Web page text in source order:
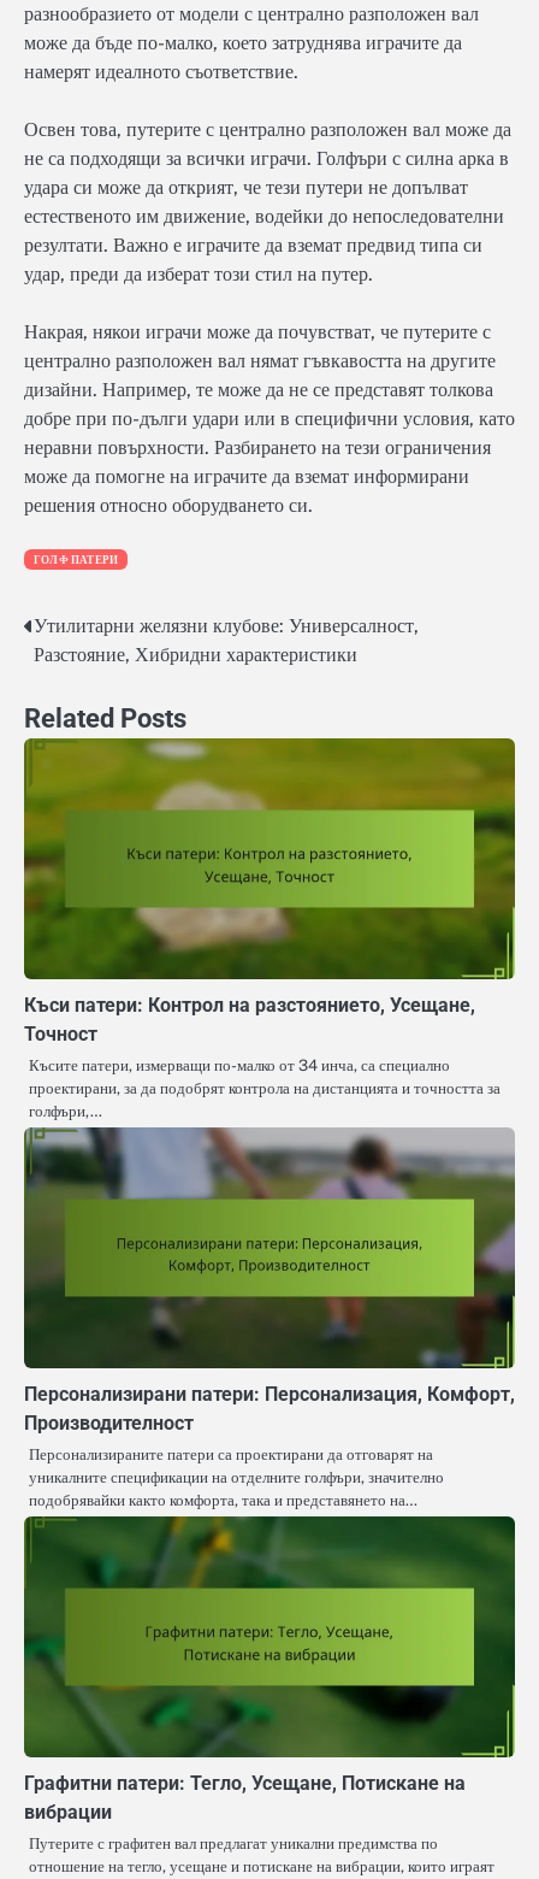
разнообразието от модели с централно разположен вал
може да бъде по-малко, което затруднява играчите да
намерят идеалното съответствие.
Освен това, путерите с централно разположен вал може да
не са подходящи за всички играчи. Голфъри с силна арка в
удара си може да открият, че тези путери не допълват
естественото им движение, водейки до непоследователни
резултати. Важно е играчите да вземат предвид типа си
удар, преди да изберат този стил на путер.
Накрая, някои играчи може да почувстват, че путерите с
централно разположен вал нямат гъвкавостта на другите
дизайни. Например, те може да не се представят толкова
добре при по-дълги удари или в специфични условия, като
неравни повърхности. Разбирането на тези ограничения
може да помогне на играчите да вземат информирани
решения относно оборудването си.
ГОЛФ ПАТЕРИ
Post
Утилитарни желязни клубове: Универсалност,
Разстояние, Хибридни характеристики
Related Posts
Къси патери: Контрол на разстоянието, Усещане,
Точност
Късите патери, измерващи по-малко от 34 инча, са специално
проектирани, за да подобрят контрола на дистанцията и точността за
голфъри,…
Персонализирани патери: Персонализация, Комфорт,
Производителност
Персонализираните патери са проектирани да отговарят на
уникалните спецификации на отделните голфъри, значително
подобрявайки както комфорта, така и представянето на…
Графитни патери: Тегло, Усещане, Потискане на
вибрации
Путерите с графитен вал предлагат уникални предимства по
отношение на тегло, усещане и потискане на вибрации, които играят